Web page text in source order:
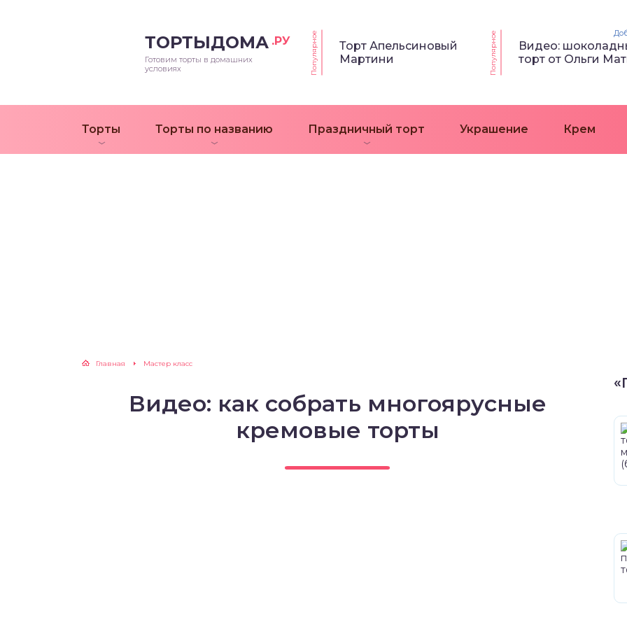
ТОРТЫДОМА .РУ
Готовим торты в домашних
условиях
Популярное
Торт Апельсиновый
Мартини
Популярное
Видео:
торт от Ольги
Торты Торты по названию Праздничный торт Украшение Крем
Главная Мастер класс
Видео: как собрать многоярусные
кремовые торты